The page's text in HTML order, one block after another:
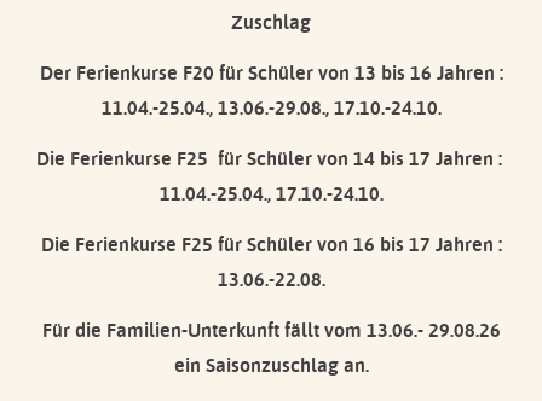
Zuschlag
Der Ferienkurse F20 für Schüler von 13 bis 16 Jahren :
11.04.-25.04., 13.06.-29.08., 17.10.-24.10.
Die Ferienkurse F25 für Schüler von 14 bis 17 Jahren :
11.04.-25.04., 17.10.-24.10.
Die Ferienkurse F25 für Schüler von 16 bis 17 Jahren :
13.06.-22.08.
Für die Familien-Unterkunft fällt vom 13.06.- 29.08.26
ein Saisonzuschlag an.